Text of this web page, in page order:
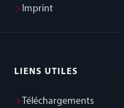
Imprint
LIENS UTILES
Téléchargements